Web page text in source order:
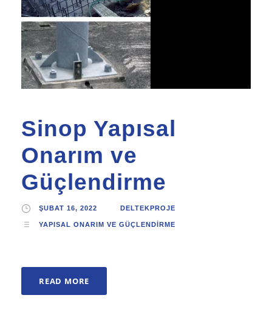
Sinop Yapısal
Onarım ve
Güçlendirme
ŞUBAT 16, 2022 DELTEKPROJE
YAPISAL ONARIM VE GÜÇLENDIRME
READ MORE